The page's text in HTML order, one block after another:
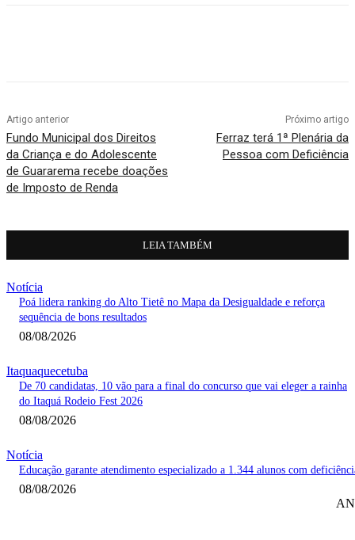
Artigo anterior
Fundo Municipal dos Direitos
da Criança e do Adolescente
de Guararema recebe doações
de Imposto de Renda
Próximo artigo
Ferraz terá 1ª Plenária da
Pessoa com Deficiência
LEIA TAMBÉM
Notícia
Poá lidera ranking do Alto Tietê no Mapa da Desigualdade e reforça
sequência de bons resultados
08/08/2026
Itaquaquecetuba
De 70 candidatas, 10 vão para a final do concurso que vai eleger a rainha
do Itaquá Rodeio Fest 2026
08/08/2026
Notícia
Educação garante atendimento especializado a 1.344 alunos com
08/08/2026